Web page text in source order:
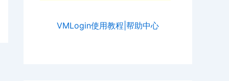
VMLogin使用教程|帮助中心